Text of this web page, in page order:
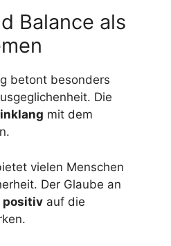
Balance als
betont besonders
Die
mit dem
vielen Menschen
Der Glaube an
positiv auf die